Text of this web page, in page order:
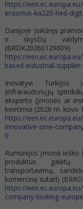
https://
erasmus-ka220-hed-
Danijoje įsikūręs
ir skysčių
(BRDK20260129009)
https://
based-industrial-
Inovatyvi Turkijos
(infraraudonųjų
eksperto (įmonės ar
kvietimui (2026 m. kovo
https://
innovative-sme-
0
Rumunijos įmonė ieško
produktus galėtų
transportavimą,
komercinę sutartį
https://
company-looking-